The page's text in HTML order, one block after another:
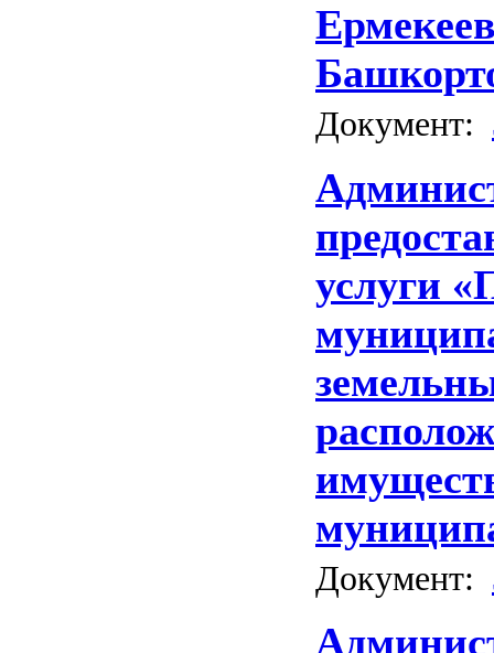
Документ:
услуги
Документ: